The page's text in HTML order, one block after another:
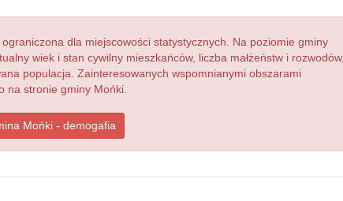
dla miejscowości statystycznych. Na poziomie gminy
wiek i stan cywilny mieszkańców, liczba małżeństw i rozwodów,
populacja. Zainteresowanych wspomnianymi obszarami
na stronie gminy Mońki.
Mońki - demogafia